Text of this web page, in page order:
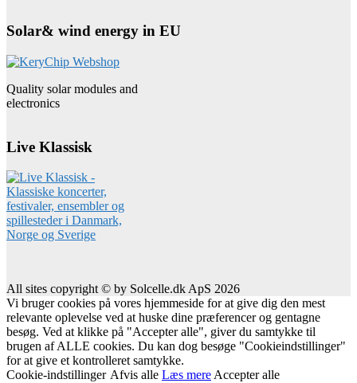
Solar& wind energy in EU
Quality solar modules and
electronics
Live Klassisk
All sites copyright © by Solcelle.dk ApS 2026
Vi bruger cookies på vores hjemmeside for at give dig den mest
relevante oplevelse ved at huske dine præferencer og gentagne
besøg. Ved at klikke på "Accepter alle", giver du samtykke til
brugen af ALLE cookies. Du kan dog besøge "Cookieindstillinger"
for at give et kontrolleret samtykke.
Cookie-indstillinger Afvis alle Læs mere Accepter alle